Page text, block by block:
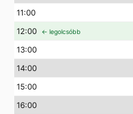
11:00
12:00 ← legolcsóbb
13:00
14:00
15:00
16:00